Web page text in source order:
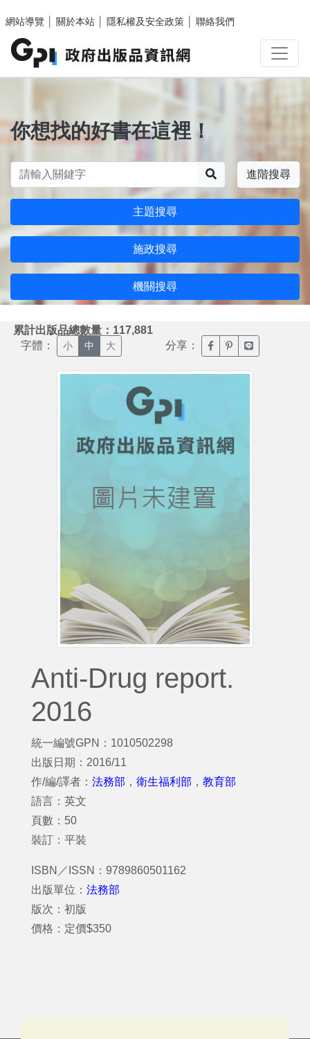
網站導覽
關於本站 隱私權及安全政策 聯絡我們
你想找的好書在這裡！
進階搜尋
主題搜尋
施政搜尋
機關搜尋
累計出版品總數量：117,881
字體： 小 中 大 分享： 臉書分享(另開新視窗)
噗浪分享(另開新
Line分享(另
Anti-Drug report.
2016
統一編號GPN：1010502298
出版日期：2016/11
作/編/譯者： 法務部 ， 衛生福利部 ， 教育部
語言：英文
頁數：50
裝訂：平裝
ISBN／ISSN：9789860501162
出版單位： 法務部
版次：初版
價格：定價$350